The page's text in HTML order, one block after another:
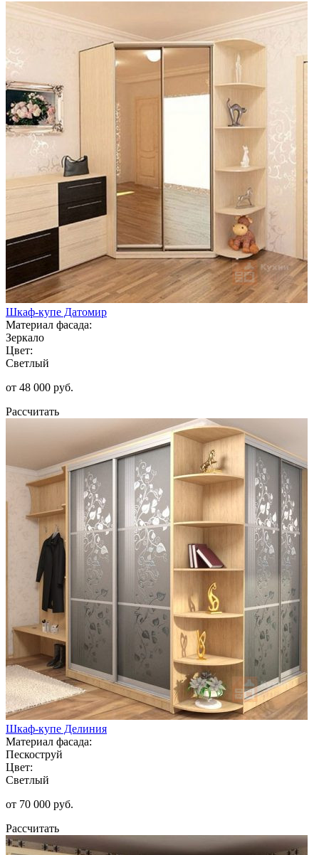
Шкаф-купе Датомир
Материал фасада:
Зеркало
Цвет:
Светлый
от 48 000 руб.
Рассчитать
Шкаф-купе Делиния
Материал фасада:
Пескоструй
Цвет:
Светлый
от 70 000 руб.
Рассчитать